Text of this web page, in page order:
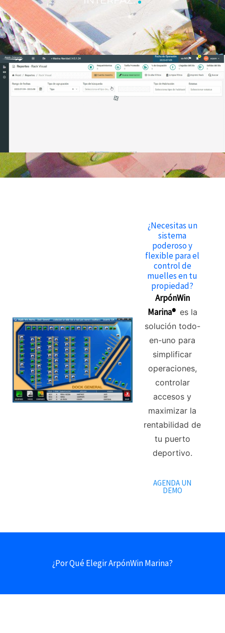
¿Necesitas un
sistema
poderoso y
flexible para el
control de
muelles en tu
propiedad?
ArpónWin
Marina® es la
solución todo-
en-uno para
simplificar
operaciones,
controlar
accesos y
maximizar la
rentabilidad de
tu puerto
deportivo.
AGENDA UN
DEMO
¿Por Qué Elegir ArpónWin Marina?